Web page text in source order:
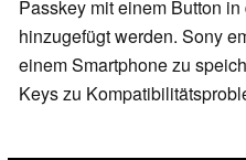
Passkey mit einem Button
hinzugefügt werden. Sony
einem Smartphone zu
Keys zu